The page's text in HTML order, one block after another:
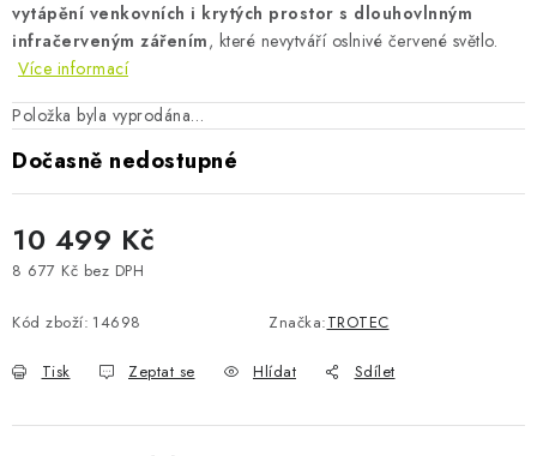
vytápění venkovních i krytých prostor s dlouhovlnným
infračerveným zářením, které nevytváří oslnivé červené světlo.
Více informací
Položka byla vyprodána…
Dočasně nedostupné
10 499 Kč
8 677 Kč bez DPH
Kód zboží: 14698 Značka:TROTEC
Tisk Zeptat se Hlídat Sdílet